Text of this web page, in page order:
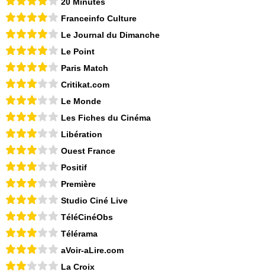
20 Minutes
Franceinfo Culture
Le Journal du Dimanche
Le Point
Paris Match
Critikat.com
Le Monde
Les Fiches du Cinéma
Libération
Ouest France
Positif
Première
Studio Ciné Live
TéléCinéObs
Télérama
aVoir-aLire.com
La Croix